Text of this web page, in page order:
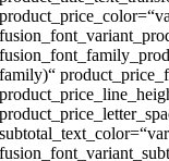
family)“